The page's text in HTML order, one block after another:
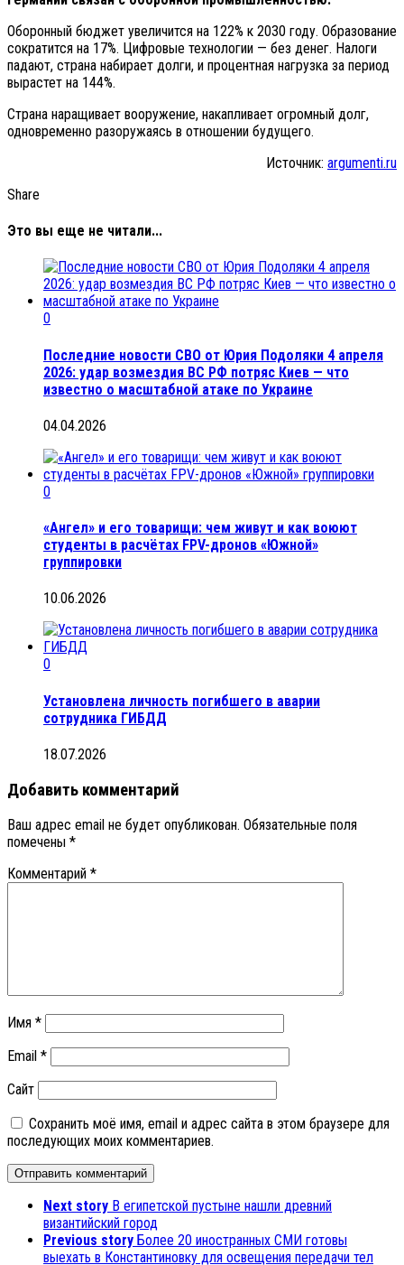
Оборонный бюджет увеличится на 122% к 2030 году. Образование
сократится на 17%. Цифровые технологии — без денег. Налоги
падают, страна набирает долги, и процентная нагрузка за период
вырастет на 144%.
Страна наращивает вооружение, накапливает огромный долг,
одновременно разоружаясь в отношении будущего.
Источник: argumenti.ru
Share
Это вы еще не читали...
0
Последние новости СВО от Юрия Подоляки 4 апреля
2026: удар возмездия ВС РФ потряс Киев — что
известно о масштабной атаке по Украине
04.04.2026
0
«Ангел» и его товарищи: чем живут и как воюют
студенты в расчётах FPV-дронов «Южной»
группировки
10.06.2026
0
Установлена личность погибшего в аварии
сотрудника ГИБДД
18.07.2026
Добавить комментарий
Ваш адрес email не будет опубликован. Обязательные поля
помечены *
Комментарий *
Имя *
Email *
Сайт
Сохранить моё имя, email и адрес сайта в этом браузере для
последующих моих комментариев.
Next story В египетской пустыне нашли древний
византийский город
Previous story Более 20 иностранных СМИ готовы
выехать в Константиновку для освещения передачи тел